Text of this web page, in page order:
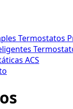
Termostatos
ACS